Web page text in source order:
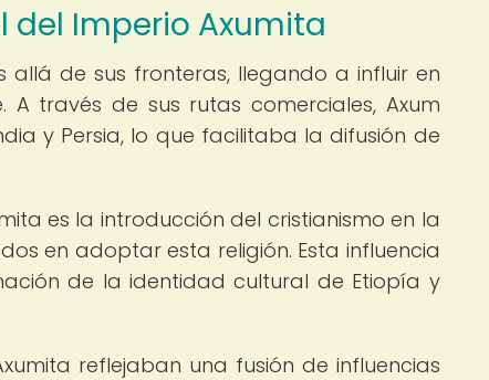
del Imperio Axumita
allá de sus fronteras, llegando a influir en
A través de sus rutas comerciales, Axum
y Persia, lo que facilitaba la difusión de
es la introducción del cristianismo en la
en adoptar esta religión. Esta influencia
de la identidad cultural de Etiopía y
reflejaban una fusión de influencias